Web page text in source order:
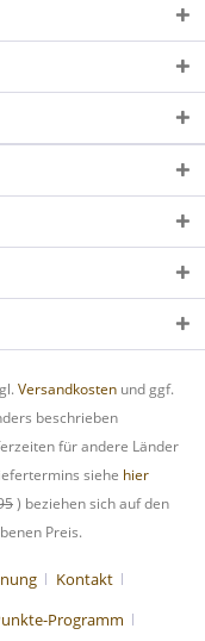
Versandkosten und ggf.
beschrieben
für andere Länder
siehe hier
) beziehen sich auf den
Preis.
Kontakt
Programm